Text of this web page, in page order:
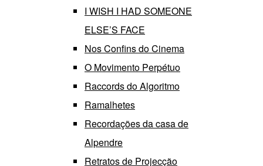
I WISH I HAD SOMEONE
ELSE’S FACE
Nos Confins do Cinema
O Movimento Perpétuo
Raccords do Algoritmo
Ramalhetes
Recordações da casa de
Alpendre
Retratos de Projecção